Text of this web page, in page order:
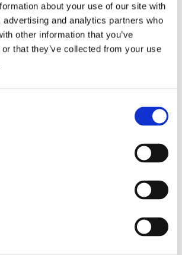
about your use of our site with
advertising and analytics partners who
other information that you’ve
that they’ve collected from your use
(εκ των οποίων σάκχαρα: 1g)